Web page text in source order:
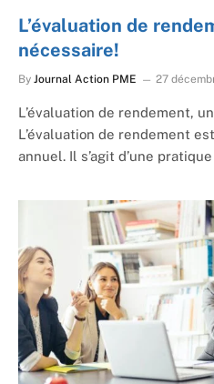
L’évaluation de
nécessaire!
By Journal Action PME 27
L’évaluation de rendement,
L’évaluation de rendement
annuel. Il s’agit d’une